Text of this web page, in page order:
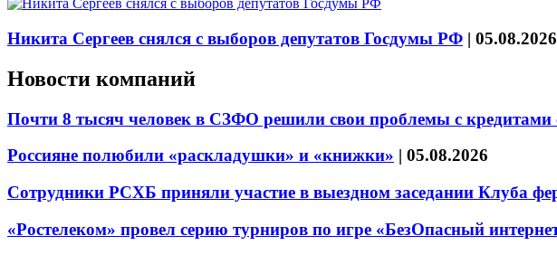
Никита Сергеев снялся с выборов депутатов Госдумы РФ | 05.08.2026
Новости компаний
Почти 8 тысяч человек в СЗФО решили свои проблемы с
Россияне полюбили «раскладушки» и «книжки» | 05.08.2026
Сотрудники РСХБ приняли участие в выездном заседании Клуба
«Ростелеком» провел серию турниров по игре «БезОпасный